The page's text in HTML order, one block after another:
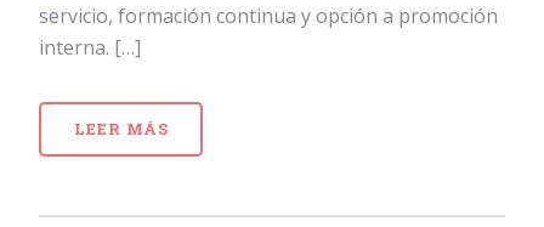
servicio, formación continua y opción a promoción
interna. […]
LEER MÁS